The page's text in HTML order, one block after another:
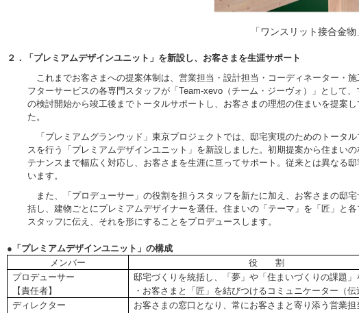
「ワンスリット接合金物
２．「プレミアムデザインユニット」を新設し、お客さまを生涯サポート
これまでお客さまへの提案体制は、営業担当・設計担当・コーディネーター・施
フターサービスの各専門スタッフが「Team-xevo（チーム・ジーヴォ）」として、
の検討開始から竣工後までトータルサポートし、お客さまの理想の住まいを提案
た。
「プレミアムグランウッド」東京プロジェクトでは、邸宅実現のためのトータル
スを行う「プレミアムデザインユニット」を新設しました。初期提案から住まい
テナンスまで幅広く対応し、お客さまを生涯に亘ってサポート。従来とは異なる
います。
また、「プロデューサー」の役割を担うスタッフを新たに加え、お客さまの邸宅
括し、建物ごとにプレミアムデザイナーを選任。住まいの「テーマ」を「匠」と
スタッフに伝え、それを形にすることをプロデュースします。
●「プレミアムデザインユニット」の構成
メンバー
役 割
プロデューサー
【責任者】
邸宅づくりを統括し、「夢」や「住まいづくりの課題」
・お客さまと「匠」を結びつけるコミュニケーター（伝
ディレクター
お客さまの窓口となり、常にお客さまと寄り添う営業担